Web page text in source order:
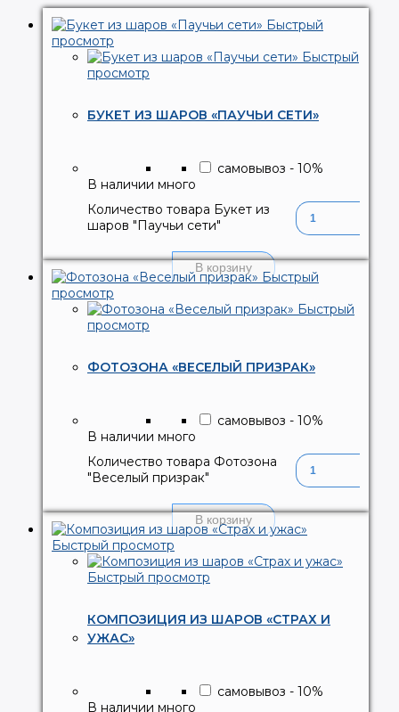
Быстрый
просмотр
Быстрый
просмотр
БУКЕТ ИЗ ШАРОВ «ПАУЧЬИ СЕТИ»
самовывоз -10%
В наличии много
Количество товара Букет из
шаров "Паучьи сети"
В корзину
Быстрый
просмотр
Быстрый
просмотр
ФОТОЗОНА «ВЕСЕЛЫЙ ПРИЗРАК»
самовывоз -10%
В наличии много
Количество товара Фотозона
"Веселый призрак"
В корзину
Быстрый просмотр
Быстрый просмотр
КОМПОЗИЦИЯ ИЗ ШАРОВ «СТРАХ И
УЖАС»
самовывоз -10%
В наличии много